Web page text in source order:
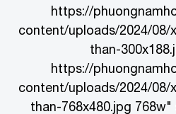
https://
content/uploads/2024/08/
than-
https://
content/uploads/2024/08/
than-768x480.jpg